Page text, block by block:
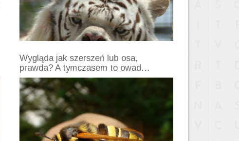
Wygląda jak szerszeń lub osa,
prawda? A tymczasem to owad…